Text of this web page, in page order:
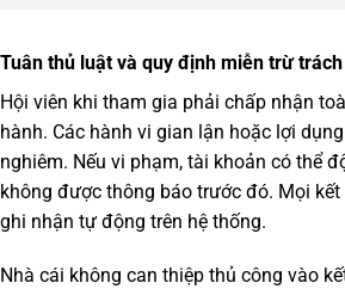
Tuân thủ luật và quy định miễn trừ
Hội viên khi tham gia phải chấp nhận
hành. Các hành vi gian lận hoặc lợi
nghiêm. Nếu vi phạm, tài khoản có thể
không được thông báo trước đó. Mọi
ghi nhận tự động trên hệ thống.
Nhà cái không can thiệp thủ công vào